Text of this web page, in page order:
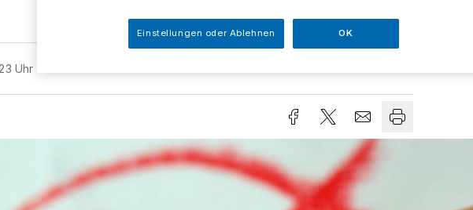
Uhr
Einstellungen oder Ablehnen OK